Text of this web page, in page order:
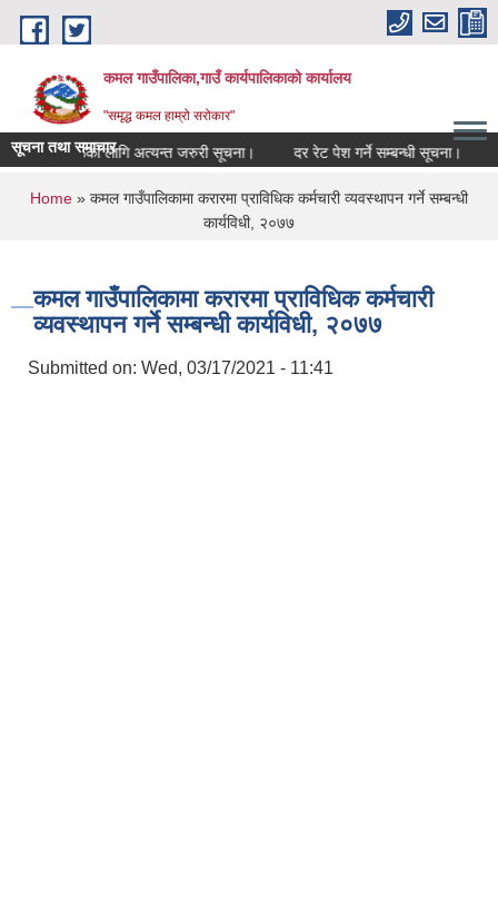
Skip to main content
कमल गाउँपालिका,गाउँ कार्यपालिकाको कार्यालय
"समृद्ध कमल हाम्रो सरोकार"
सूचना तथा समाचार
कृषकहरूका लागि अत्यन्त जरुरी सूचना। दर रेट पेश गर्ने सम्बन्धी सूचना।
You are here
Home » कमल गाउँपालिकामा करारमा प्राविधिक कर्मचारी व्यवस्थापन गर्ने सम्बन्धी
कार्यविधी, २०७७
कमल गाउँपालिकामा करारमा प्राविधिक कर्मचारी
व्यवस्थापन गर्ने सम्बन्धी कार्यविधी, २०७७
Submitted on: Wed, 03/17/2021 - 11:41